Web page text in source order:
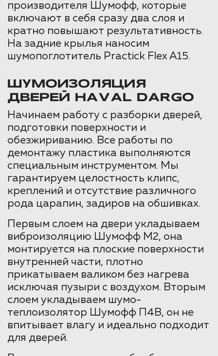
производителя Шумофф, которые
включают в себя сразу два слоя и
кратно повышают результативность.
На задние крылья наносим
шумопоглотитель Practick Flex A15.
ШУМОИЗОЛЯЦИЯ
ДВЕРЕЙ HAVAL DARGO
Начинаем работу с разборки дверей,
подготовки поверхности и
обезжириванию. Все работы по
демонтажу пластика выполняются
специальным инструментом. Мы
гарантируем целостность клипс,
креплений и отсутствие различного
рода царапин, задиров на обшивках.
Первым слоем на двери укладываем
виброизоляцию Шумофф М2, она
монтируется на плоские поверхности
внутренней части, плотно
прикатываем валиком без нагрева
исключая пузыри с воздухом. Вторым
слоем укладываем шумо-
теплоизолятор Шумофф П4В, он не
впитывает влагу и идеально подходит
для дверей.